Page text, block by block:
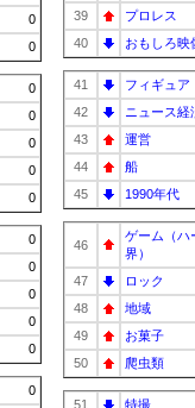
0
0
0
0
0
0
0
0
0
0
0
0
0
39
プロレス
40
おもしろ映
41 フィギュア
42
ニュース経
43
運営
44
船
45
1990年代
46
ゲーム（ハ
界）
47 ロック
48
地域
49
お菓子
50
爬虫類
51 特撮